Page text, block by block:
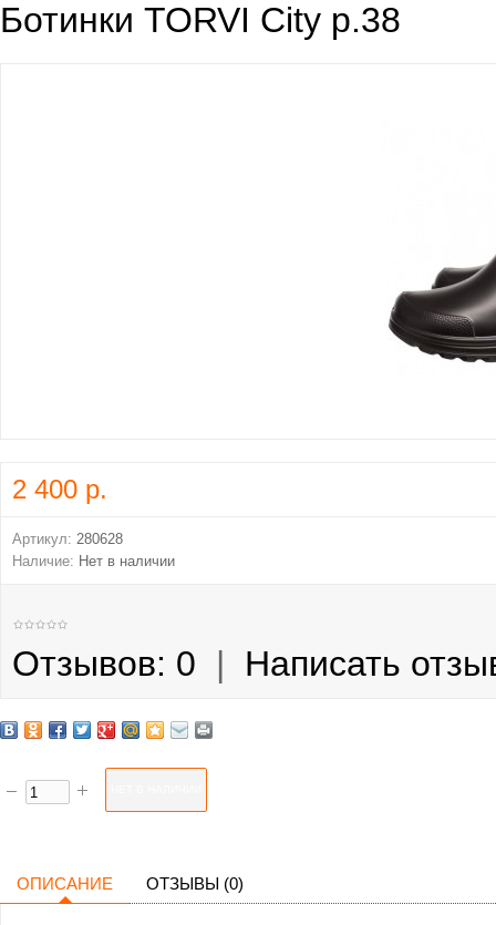
Ботинки TORVI City р.38
2 400 р.
Артикул: 280628
Наличие: Нет в наличии
Отзывов: 0 | Написать
ОПИСАНИЕ ОТЗЫВЫ (0)